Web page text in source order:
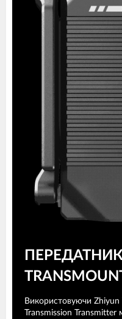
Використовуючи Zhiyun
Transmission Transmitter